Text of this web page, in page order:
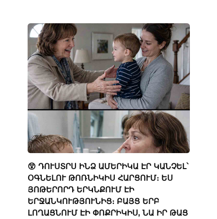
😲 ԴՈՒՍՏՐՍ ԻՆՁ ԱՄԵՐԻԿԱ ԷՐ ԿԱՆՉԵԼ՝
ՕԳՆԵԼՈՒ ԹՈՌՆԻԿԻՍ ՀԱՐՑՈՒՄ։ ԵՍ
ՅՈԹԵՐՈՐԴ ԵՐԿՆՔՈՒՄ ԷԻ
ԵՐՋԱՆԿՈՒԹՅՈՒՆԻՑ։ ԲԱՅՑ ԵՐԲ
ԼՈՂԱՑՆՈՒՄ ԷԻ ՓՈՔՐԻԿԻՍ, ՆԱ ԻՐ ԹԱՑ